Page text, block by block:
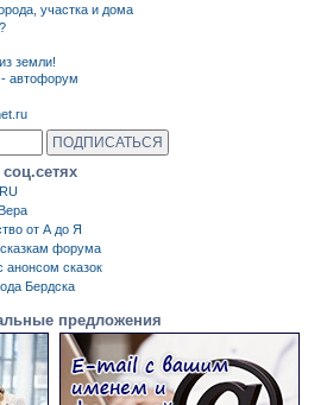
участка и дома
земли!
автофорум
от А до Я
форума
анонсом сказок
Бердска
предложения